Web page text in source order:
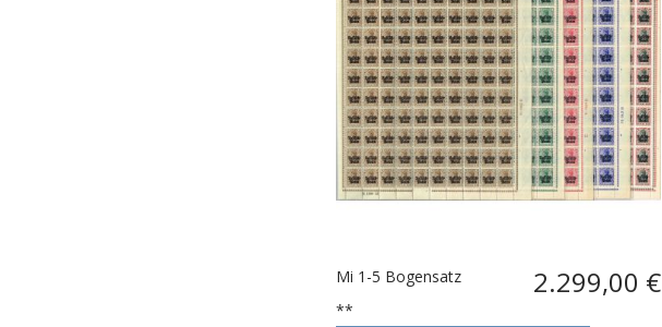
Mi 1-5 Bogensatz 2.299,00 €
**